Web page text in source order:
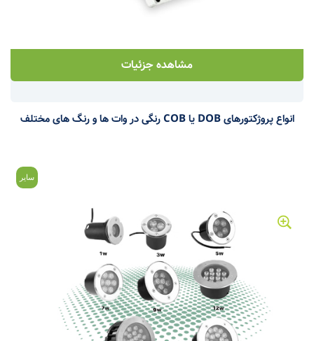
مشاهده جزئیات
انواع پروژکتورهای DOB یا COB رنگی در وات ها و رنگ های مختلف
سایر